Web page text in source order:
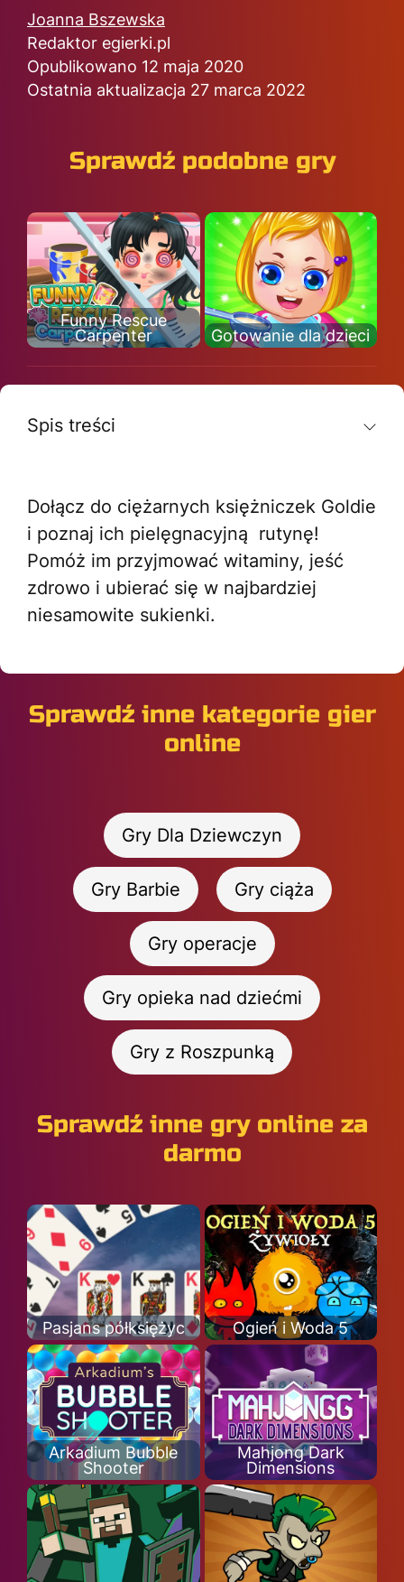
Joanna Bszewska
Redaktor egierki.pl
Opublikowano 12 maja 2020
Ostatnia aktualizacja 27 marca 2022
Sprawdź podobne gry
Funny Rescue
Carpenter
Gotowanie dla dzieci
Spis treści
Dołącz do ciężarnych księżniczek Goldie
i poznaj ich pielęgnacyjną rutynę!
Pomóż im przyjmować witaminy, jeść
zdrowo i ubierać się w najbardziej
niesamowite sukienki.
Sprawdź inne kategorie gier
online
Gry Dla Dziewczyn
Gry Barbie Gry ciąża
Gry operacje
Gry opieka nad dziećmi
Gry z Roszpunką
Sprawdź inne gry online za
darmo
Pasjans półksiężyc Ogień i Woda 5
Arkadium Bubble
Shooter
Mahjong Dark
Dimensions